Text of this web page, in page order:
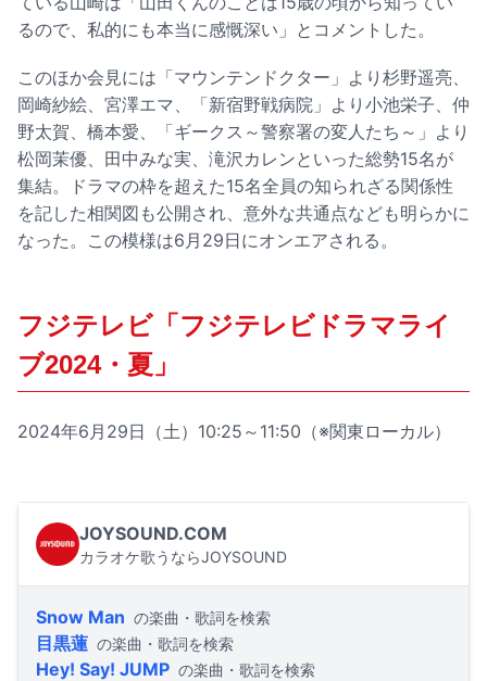
るので、私的にも本当に感慨深い」とコメントした。
このほか会見には「マウンテンドクター」より杉野遥亮、
岡崎紗絵、宮澤エマ、「新宿野戦病院」より小池栄子、仲
野太賀、橋本愛、「ギークス～警察署の変人たち～」より
松岡茉優、田中みな実、滝沢カレンといった総勢15名が
集結。ドラマの枠を超えた15名全員の知られざる関係性
を記した相関図も公開され、意外な共通点なども明らかに
なった。この模様は6月29日にオンエアされる。
フジテレビ「フジテレビドラマライ
ブ2024・夏」
2024年6月29日（土）10:25～11:50（※関東ローカル）
JOYSOUND.COM
カラオケ歌うならJOYSOUND
Snow Man の楽曲・歌詞を検索
目黒蓮 の楽曲・歌詞を検索
Hey! Say! JUMP の楽曲・歌詞を検索